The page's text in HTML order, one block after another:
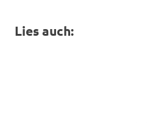
Lies auch: